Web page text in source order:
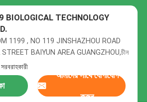
BIOLOGICAL TECHNOLOGY
1199 , NO 119 JINSHAZHOU ROAD
BAIYUN AREA GUANGZHOU,চীন
আমাদের সাথে যোগাযোগ
করুন